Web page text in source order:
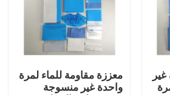
معززة مقاومة للماء لمرة
واحدة غير منسوجة